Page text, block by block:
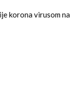
korona virusom na